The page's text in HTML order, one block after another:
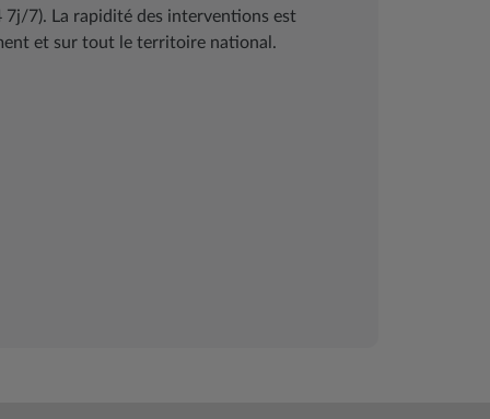
7j/7). La rapidité des interventions est
et sur tout le territoire national.